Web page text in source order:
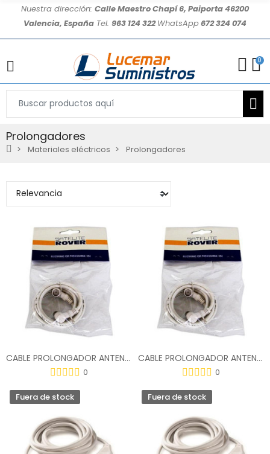
Nuestra dirección: Calle Maestro Chapí 6, Paiporta 46200
Valencia, España Tel. 963 124 322WhatsApp 672 324 074
0
Prolongadores
Materiales eléctricos Prolongadores
CABLE PROLONGADOR ANTENA 1.5 M. 70106
0
CABLE PROLONGADOR ANTENA 2.5 M. 70107
0
Fuera de stock Fuera de stock